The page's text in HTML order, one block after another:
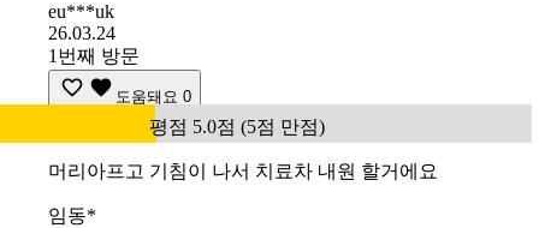
eu***uk
26.03.24
1번째 방문
도움돼요 0
평점 5.0점 (5점 만점)
머리아프고 기침이 나서 치료차 내원 할거에요
임동*